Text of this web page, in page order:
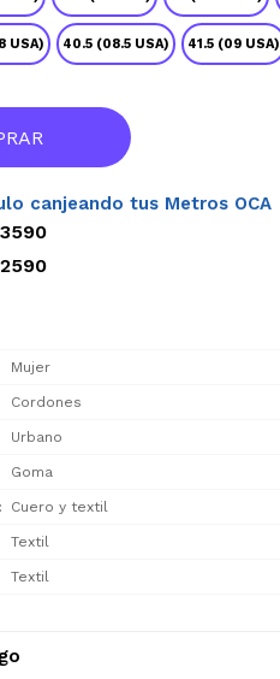
USA) 40.5 (08.5 USA) 41.5 (09 USA)
canjeando tus Metros OCA
Mujer
Cordones
Urbano
Goma
Cuero y textil
Textil
Textil